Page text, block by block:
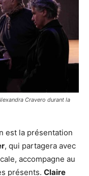
Cravero durant la
est la présentation
, qui partagera avec
accompagne au
présents. Claire